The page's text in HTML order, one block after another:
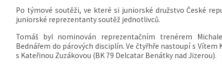
Po týmové soutěži, ve které si juniorské družstvo České
juniorské reprezentanty soutěž jednotlivců.
Tomáš byl nominován reprezentačním trenérem
Bednářem do párových disciplín. Ve čtyřhře nastoupí s Vítem
s Kateřinou Zuzákovou (BK 79 Delcatar Benátky nad Jizerou).